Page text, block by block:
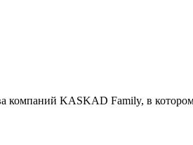
компаний KASKAD Family, в